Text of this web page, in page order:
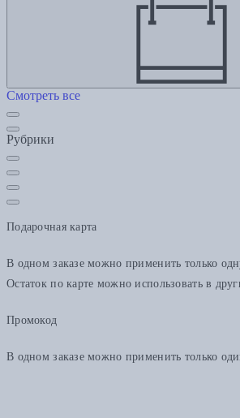
Смотреть все
Рубрики
Подарочная карта
В одном заказе можно применить только
Остаток по карте можно использовать в
Промокод
В одном заказе можно применить только